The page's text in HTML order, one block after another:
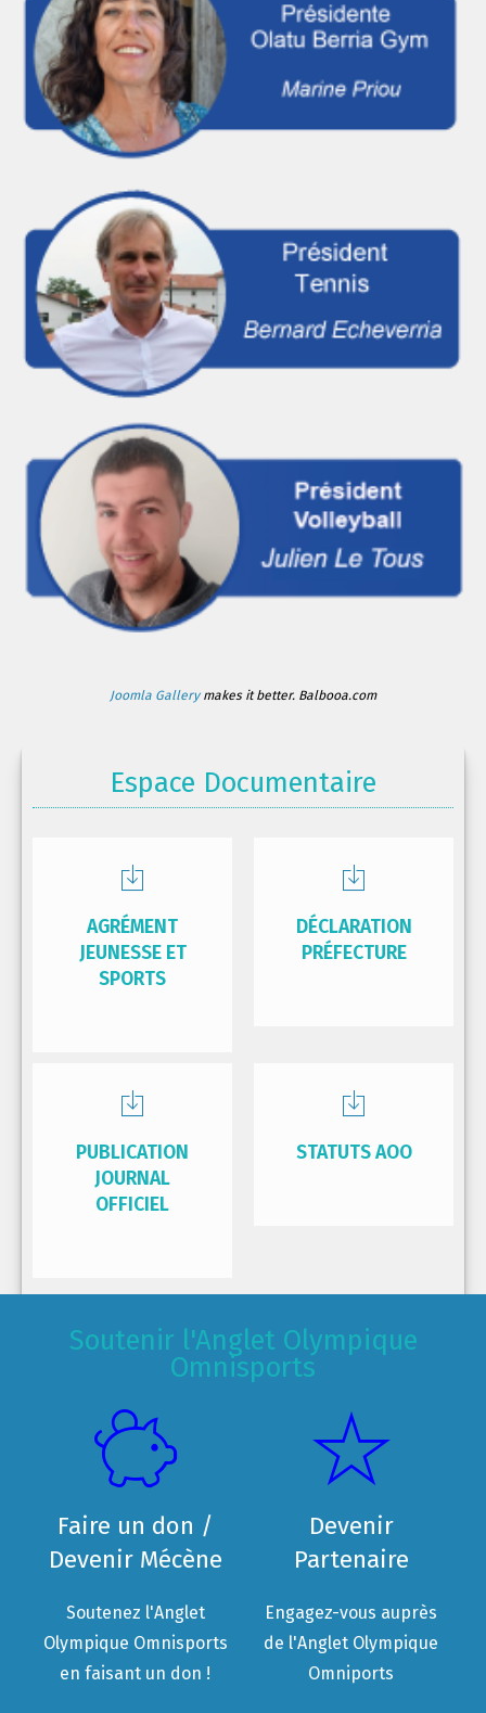
Joomla Gallerymakes it better. Balbooa.com
Espace Documentaire
AGRÉMENT
JEUNESSE ET
SPORTS
DÉCLARATION
PRÉFECTURE
PUBLICATION
JOURNAL
OFFICIEL
STATUTS AOO
Soutenir l'Anglet Olympique
Omnisports
Faire un don /
Devenir Mécène
Soutenez l'Anglet
Olympique Omnisports
en faisant un don !
Devenir
Partenaire
Engagez-vous auprès
de l'Anglet Olympique
Omniports